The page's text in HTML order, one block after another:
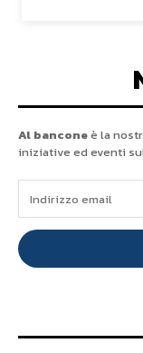
Al banconeè la
iniziative ed eventi